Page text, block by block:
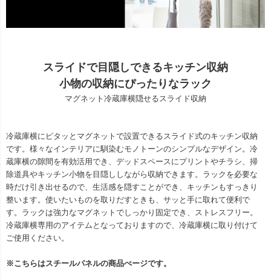
スライドで目隠しできるキッチン収納
小物の収納にぴったりなラック
マグネット冷蔵庫横隠せるスライド収納
冷蔵庫横にピタッとマグネットで設置できるスライド式のキッチン収納
です。様々なインテリアに馴染むモノトーンのシンプルなデザイン。冷
蔵庫横の隙間を有効活用でき、デッドスペースにプリントやチラシ、掃
除道具やキッチン小物を目隠ししながら収納できます。ラックを必要な
時だけ引き出せるので、生活感を隠すことができ、キッチンもすっきり
整います。使いたいものを取りだすときも、サッと手に取れて便利で
す。ラックは強力なマグネットでしっかり固定でき、ストレスフリー。
冷蔵庫横専用のアイテムとなっておりますので、冷蔵庫横に取り付けて
ご使用ください。
※こちらはスチールパネルの商品ぺージです。